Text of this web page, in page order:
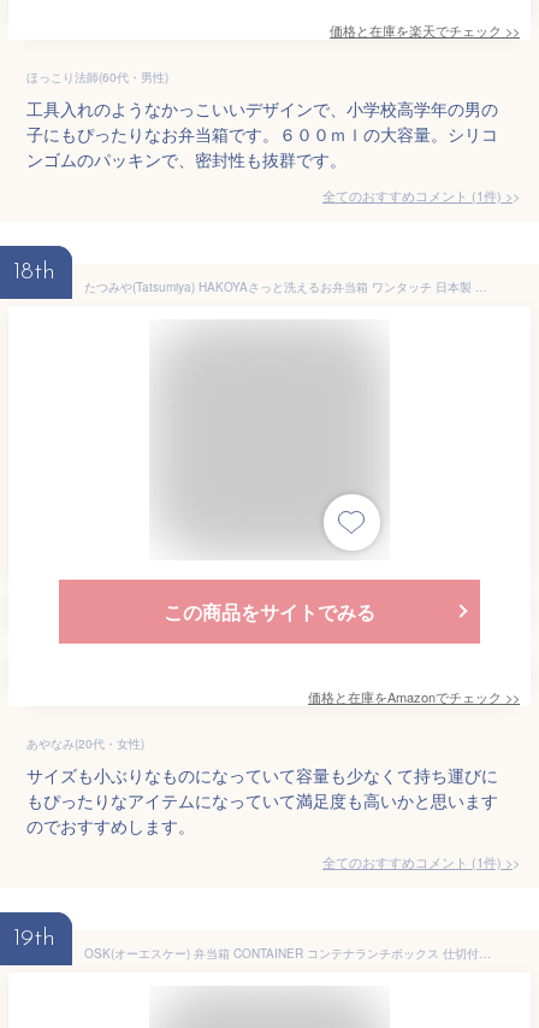
価格と在庫を楽天でチェック >>
ほっこり法師(60代・男性)
工具入れのようなかっこいいデザインで、小学校高学年の男の
子にもぴったりなお弁当箱です。６００ｍｌの大容量。シリコ
ンゴムのパッキンで、密封性も抜群です。
全てのおすすめコメント (1件) >
18th
たつみや(Tatsumiya) HAKOYAさっと洗えるお弁当箱 ワンタッチ 日本製 M 600ml ネイビー 電子レンジ 食洗機 対応
この商品をサイトでみる
価格と在庫をAmazonでチェック >>
あやなみ(20代・女性)
サイズも小ぶりなものになっていて容量も少なくて持ち運びに
もぴったりなアイテムになっていて満足度も高いかと思います
のでおすすめします。
全てのおすすめコメント (1件) >
19th
OSK(オーエスケー) 弁当箱 CONTAINER コンテナランチボックス 仕切付 グリーン 600ml 日本製 食洗機 電子レンジ対応 汚れにくい 抗菌 2点ロック パッキン付き 汁漏れ防止 おしゃれ かわいい 小物入れ 男女兼用 子供用 大人用 学生 CNT-450